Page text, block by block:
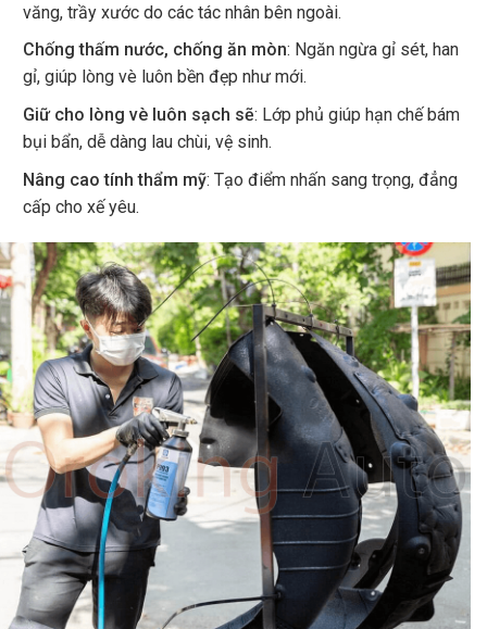
văng, trầy xước do các tác nhân bên ngoài.
Chống thấm nước, chống ăn mòn: Ngăn ngừa gỉ sét, han
gỉ, giúp lòng vè luôn bền đẹp như mới.
Giữ cho lòng vè luôn sạch sẽ: Lớp phủ giúp hạn chế bám
bụi bẩn, dễ dàng lau chùi, vệ sinh.
Nâng cao tính thẩm mỹ: Tạo điểm nhấn sang trọng, đẳng
cấp cho xế yêu.